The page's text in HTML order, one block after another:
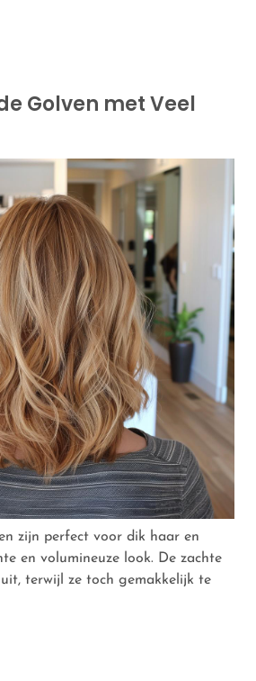
Golven met Veel
zijn perfect voor dik haar en
en volumineuze look. De zachte
terwijl ze toch gemakkelijk te